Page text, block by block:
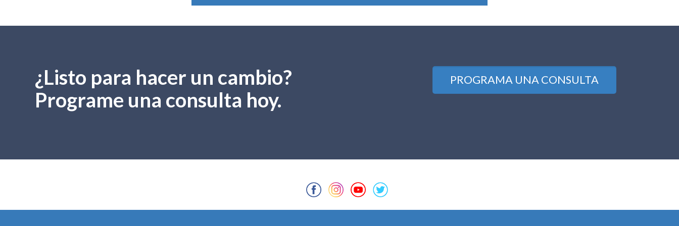
¿Listo para hacer un cambio?
Programe una consulta hoy.
PROGRAMA UNA CONSULTA